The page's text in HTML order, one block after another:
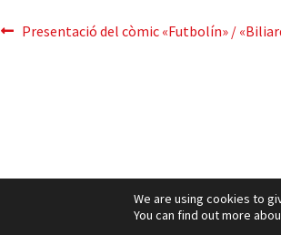
Navegació
Entrada
Presentació del còmic «Futbolín» /
We are using cookies to
You can find out more